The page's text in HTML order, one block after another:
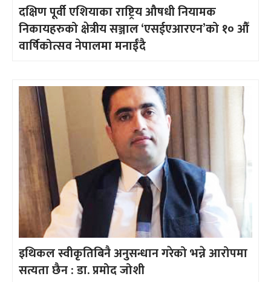
दक्षिण पूर्वी एशियाका राष्ट्रिय औषधी नियामक
निकायहरुको क्षेत्रीय सञ्जाल ‘एसईएआरएन’को १० औँ
वार्षिकोत्सव नेपालमा मनाईँदै
इथिकल स्वीकृतिबिनै अनुसन्धान गरेको भन्ने आरोपमा
सत्यता छैन : डा. प्रमोद जोशी